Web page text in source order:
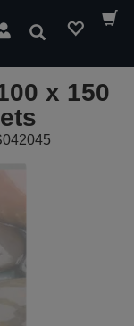
Suchen
x 150